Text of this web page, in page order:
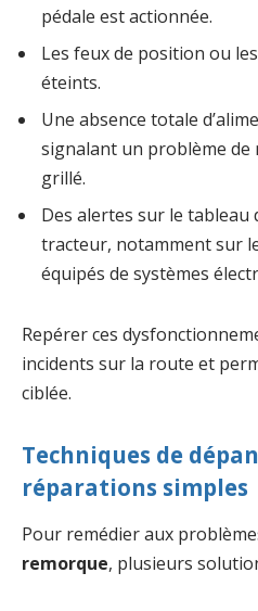
pédale est actionnée.
Les feux de position ou
éteints.
Une absence totale
signalant un problème de
grillé.
Des alertes sur le tableau
tracteur, notamment sur
équipés de systèmes
Repérer ces
incidents sur la route et
ciblée.
Techniques de
réparations simples
Pour remédier aux
remorque, plusieurs